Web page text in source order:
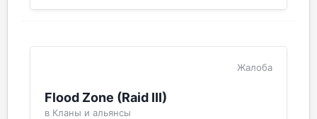
Жалоба
Flood Zone (Raid III)
в Кланы и альянсы